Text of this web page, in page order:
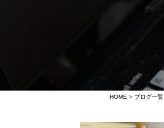
HOME > ブログ一覧